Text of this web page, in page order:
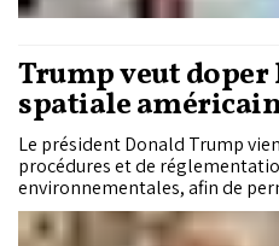
Trump veut
spatiale
Le président Donald Trump
procédures et de
environnementales, afin de
privé américain d'augmenter
lancements.